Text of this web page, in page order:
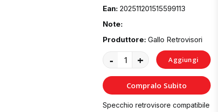
Ean: 202511201515599113
Note:
Produttore: Gallo Retrovisori
- + Aggiungi
al
Carrello
Compralo Subito
Specchio retrovisore compatibile